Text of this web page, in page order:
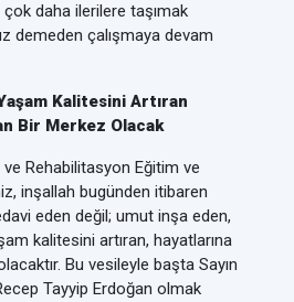
daha ilerilere taşımak
demeden çalışmaya devam
Kalitesini Artıran
Bir Merkez Olacak
Rehabilitasyon Eğitim ve
inşallah bugünden itibaren
eden değil; umut inşa eden,
kalitesini artıran, hayatlarına
Bu vesileyle başta Sayın
Tayyip Erdoğan olmak